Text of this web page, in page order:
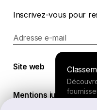
Inscrivez-vous pour
Adresse e-mail
Site web
Mentions juridiques